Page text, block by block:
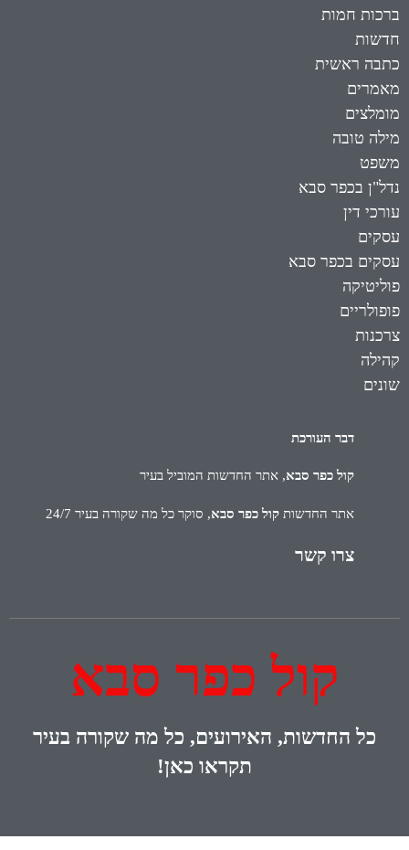
ברכות חמות
חדשות
כתבה ראשית
מאמרים
מומלצים
מילה טובה
משפט
נדל"ן בכפר סבא
עורכי דין
עסקים
עסקים בכפר סבא
פוליטיקה
פופולריים
צרכנות
קהילה
שונים
דבר העורכת
קול כפר סבא, אתר החדשות המוביל בעיר
אתר החדשות קול כפר סבא, סוקר כל מה שקורה בעיר 24/7
צרו קשר
קול כפר סבא
כל החדשות, האירועים, כל מה שקורה בעיר
תקראו כאן!